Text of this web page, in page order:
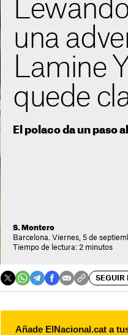
una
Lamine
quede
El polaco da un paso
S. Montero
Barcelona. Viernes, 5 de
Tiempo de lectura: 2 minutos
SEGUIR
Añade ElNacional.cat a